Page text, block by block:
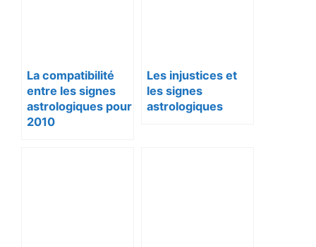
La compatibilité
entre les signes
astrologiques pour
2010
Les injustices et
les signes
astrologiques